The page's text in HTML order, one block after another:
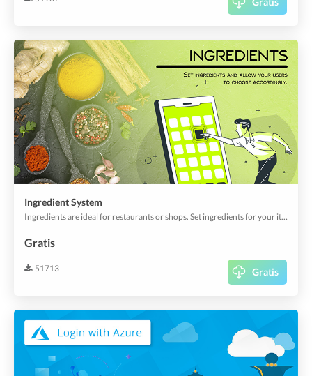
Ingredient System
Ingredients are ideal for restaurants or shops. Set ingredients for your items and allow your users to choose accordingly.
Gratis
51713 Gratis